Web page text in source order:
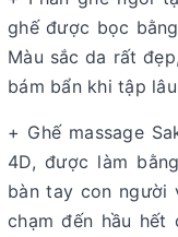
ghế được bọc
Màu sắc da rất
bám bẩn khi tập
+ Ghế massage
4D, được làm
bàn tay con người
chạm đến hầu